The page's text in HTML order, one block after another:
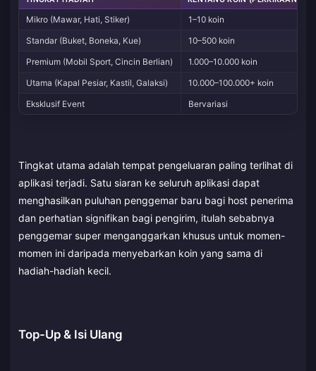
Mikro (Mawar, Hati, Stiker) 1–10 koin
Standar (Buket, Boneka, Kue)
10–500 koin
Premium (Mobil Sport, Cincin Berlian)
1.000–10.000 koin
Utama (Kapal Pesiar, Kastil, Galaksi)
10.000–100.000+ koin
Eksklusif Event
Bervariasi
Tingkat utama adalah tempat pengeluaran paling terlihat di
aplikasi terjadi. Satu siaran ke seluruh aplikasi dapat
menghasilkan puluhan penggemar baru bagi host penerima
dan perhatian signifikan bagi pengirim, itulah sebabnya
penggemar super menganggarkan khusus untuk momen-
momen ini daripada menyebarkan koin yang sama di
hadiah-hadiah kecil.
Top-Up & Isi Ulang